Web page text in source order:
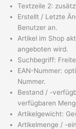
Textzeile 2:
Erstellt / Letzte
Benutzer an.
Artikel im Shop
angeboten wird.
Suchbegriff:
EAN-Nummer:
Nummer.
Bestand / -
verfügbaren
Artikelgewicht:
Artikelmenge / -